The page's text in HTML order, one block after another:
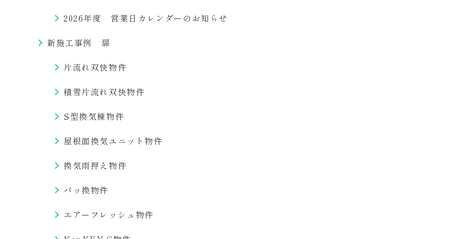
2026年度 営業日カレンダーのお知らせ
新施工事例 扉
片流れ双快物件
積雪片流れ双快物件
S型換気棟物件
屋根面換気ユニット物件
換気雨押え物件
パッ換物件
エアーフレッシュ物件